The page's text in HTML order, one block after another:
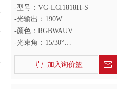
灯
-型号：VG-LCI1818H-S
-光输出：190W
-颜色：RGBWAUV
-光束角：15/30°
-防护等级：IP20
加入询价篮